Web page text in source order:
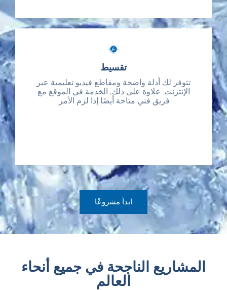
تقسيط
تتوفر لك أدلة واضحة ومقاطع فيديو تعليمية عبر
الإنترنت. علاوة على ذلك, الخدمة في الموقع مع
فريق فني متاحة أيضًا إذا لزم الأمر.
تقسيط
تتوفر لك أدلة واضحة ومقاطع فيديو تعليمية عبر
الإنترنت. علاوة على ذلك, الخدمة في الموقع مع
فريق فني متاحة أيضًا إذا لزم الأمر.
ابدأ مشروعًا
المشاريع الناجحة في جميع أنحاء
العالم